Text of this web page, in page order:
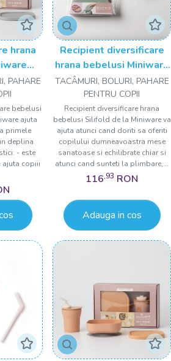
hrana
din
3 piese,
PAHARE
bebelusi
ajuta
primele
deplina
- este
ajuta copiii
Recipient diversificare
hrana bebelusi Miniware
Silifold, 100% din silicon
alimentar, Sage
TACÂMURI, BOLURI, PAHARE
PENTRU COPII
Recipient diversificare hrana
bebelusi Silifold de la Miniware va
ajuta atunci cand doriti sa oferiti
copilului dumneavoastra mese
sanatoase si echilibrate chiar si
atunci cand sunteti la plimbare,...
116,93 RON
Adauga in cos